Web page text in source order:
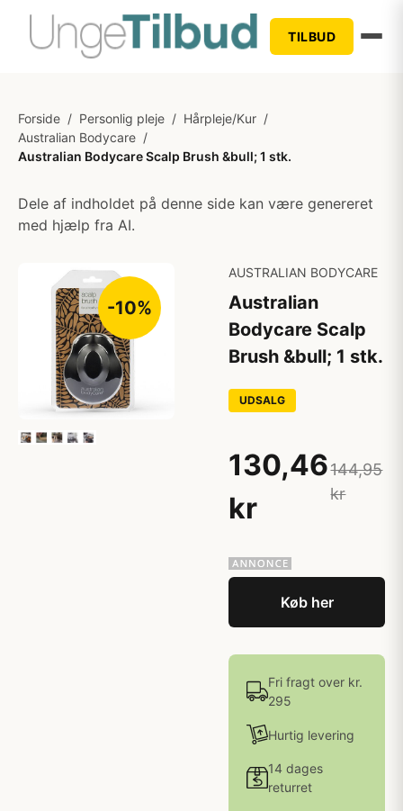
TILBUD
Forside / Personlig pleje / Hårpleje/Kur /
Australian Bodycare /
Australian Bodycare Scalp Brush &bull; 1 stk.
Dele af indholdet på denne side kan være genereret
med hjælp fra AI.
-10%
AUSTRALIAN BODYCARE
Australian
Bodycare Scalp
Brush &bull; 1 stk.
UDSALG
130,46
kr
144,95
kr
Køb her
Fri fragt over kr.
295
Hurtig levering
14 dages
returret